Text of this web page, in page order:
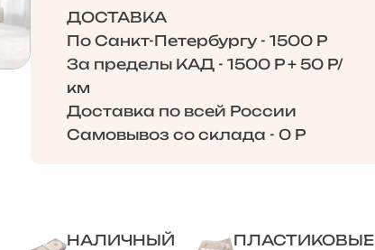
ДОСТАВКА
По Санкт-Петербургу - 1500 Р
За пределы КАД - 1500 Р + 50 Р/
км
Доставка по всей России
Самовывоз со склада - 0 Р
НАЛИЧНЫЙ
ПЛАСТИКОВЫЕ